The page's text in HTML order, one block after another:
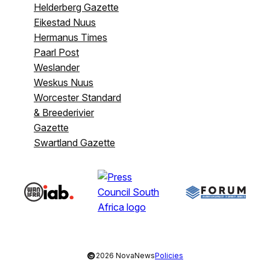
Helderberg Gazette
Eikestad Nuus
Hermanus Times
Paarl Post
Weslander
Weskus Nuus
Worcester Standard
& Breederivier
Gazette
Swartland Gazette
©2026 NovaNewsPolicies